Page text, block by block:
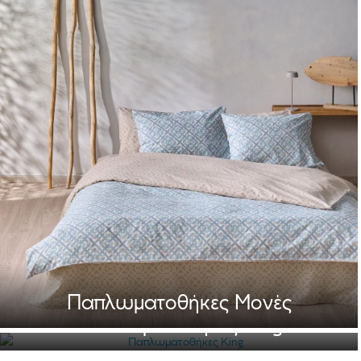
Παπλωματοθήκες
Μονές
Παπλωματοθήκες
Ημίδιπλες
Παπλωματοθήκες
Υπέρδιπλες
Παπλωματοθήκες
King
Παπλωματοθήκες Μονές
ΔΕΙΤΕ ΤΗ ΣΥΛΛΟΓΗ
Παπλωματοθήκες King